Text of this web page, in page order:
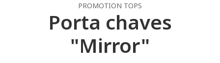
PROMOTION TOPS
Porta chaves
"Mirror"